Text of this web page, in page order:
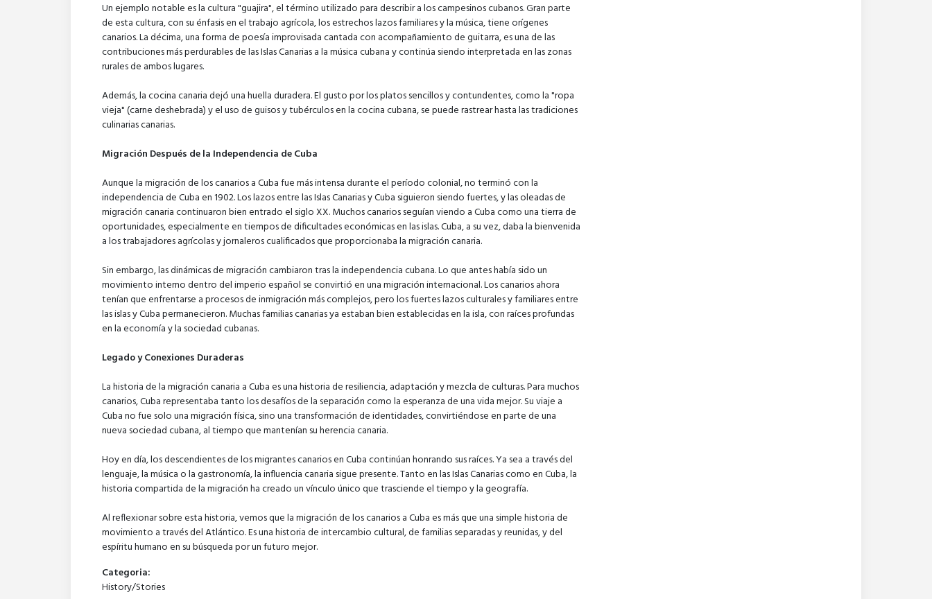
Un ejemplo notable es la cultura "guajira", el término utilizado para describir a los campesinos cubanos. Gran parte
de esta cultura, con su énfasis en el trabajo agrícola, los estrechos lazos familiares y la música, tiene orígenes
canarios. La décima, una forma de poesía improvisada cantada con acompañamiento de guitarra, es una de las
contribuciones más perdurables de las Islas Canarias a la música cubana y continúa siendo interpretada en las zonas
rurales de ambos lugares.
Además, la cocina canaria dejó una huella duradera. El gusto por los platos sencillos y contundentes, como la "ropa
vieja" (carne deshebrada) y el uso de guisos y tubérculos en la cocina cubana, se puede rastrear hasta las tradiciones
culinarias canarias.
Migración Después de la Independencia de Cuba
Aunque la migración de los canarios a Cuba fue más intensa durante el período colonial, no terminó con la
independencia de Cuba en 1902. Los lazos entre las Islas Canarias y Cuba siguieron siendo fuertes, y las oleadas de
migración canaria continuaron bien entrado el siglo XX. Muchos canarios seguían viendo a Cuba como una tierra de
oportunidades, especialmente en tiempos de dificultades económicas en las islas. Cuba, a su vez, daba la bienvenida
a los trabajadores agrícolas y jornaleros cualificados que proporcionaba la migración canaria.
Sin embargo, las dinámicas de migración cambiaron tras la independencia cubana. Lo que antes había sido un
movimiento interno dentro del imperio español se convirtió en una migración internacional. Los canarios ahora
tenían que enfrentarse a procesos de inmigración más complejos, pero los fuertes lazos culturales y familiares entre
las islas y Cuba permanecieron. Muchas familias canarias ya estaban bien establecidas en la isla, con raíces profundas
en la economía y la sociedad cubanas.
Legado y Conexiones Duraderas
La historia de la migración canaria a Cuba es una historia de resiliencia, adaptación y mezcla de culturas. Para muchos
canarios, Cuba representaba tanto los desafíos de la separación como la esperanza de una vida mejor. Su viaje a
Cuba no fue solo una migración física, sino una transformación de identidades, convirtiéndose en parte de una
nueva sociedad cubana, al tiempo que mantenían su herencia canaria.
Hoy en día, los descendientes de los migrantes canarios en Cuba continúan honrando sus raíces. Ya sea a través del
lenguaje, la música o la gastronomía, la influencia canaria sigue presente. Tanto en las Islas Canarias como en Cuba, la
historia compartida de la migración ha creado un vínculo único que trasciende el tiempo y la geografía.
Al reflexionar sobre esta historia, vemos que la migración de los canarios a Cuba es más que una simple historia de
movimiento a través del Atlántico. Es una historia de intercambio cultural, de familias separadas y reunidas, y del
espíritu humano en su búsqueda por un futuro mejor.
Categoria:
History/Stories